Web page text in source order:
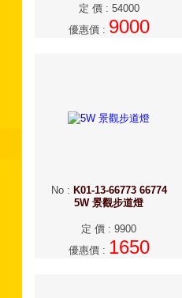
定 價: 54000
優惠價: 9000
No: K01-13-66773 66774
5W 景觀步道燈
定 價 : 9900
優惠價: 1650